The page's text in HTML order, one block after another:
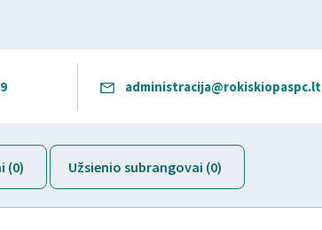
administracija@rokiskiopaspc.lt
(0) Užsienio subrangovai (0)